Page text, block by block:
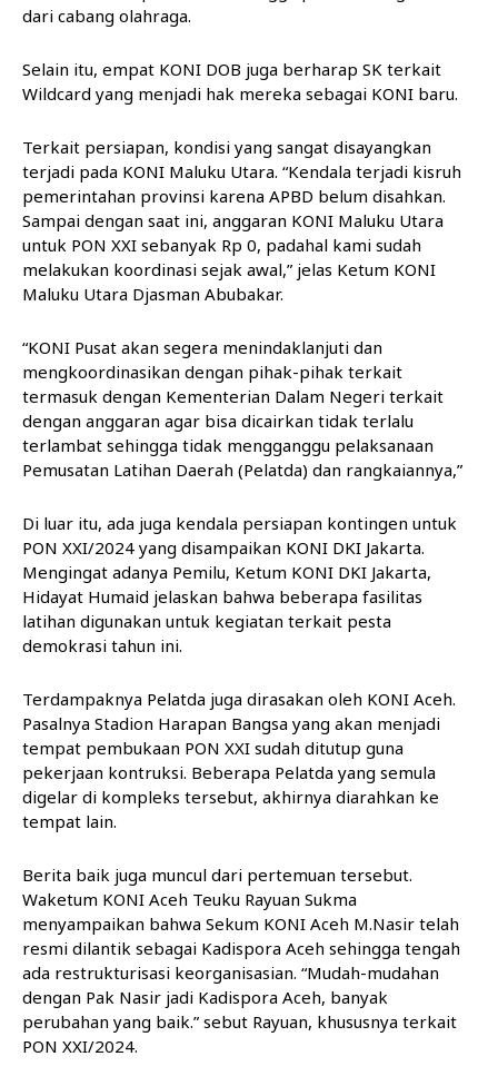
dari cabang olahraga.
Selain itu, empat KONI DOB juga berharap SK terkait
Wildcard yang menjadi hak mereka sebagai KONI baru.
Terkait persiapan, kondisi yang sangat disayangkan
terjadi pada KONI Maluku Utara. “Kendala terjadi kisruh
pemerintahan provinsi karena APBD belum disahkan.
Sampai dengan saat ini, anggaran KONI Maluku Utara
untuk PON XXI sebanyak Rp 0, padahal kami sudah
melakukan koordinasi sejak awal,” jelas Ketum KONI
Maluku Utara Djasman Abubakar.
“KONI Pusat akan segera menindaklanjuti dan
mengkoordinasikan dengan pihak-pihak terkait
termasuk dengan Kementerian Dalam Negeri terkait
dengan anggaran agar bisa dicairkan tidak terlalu
terlambat sehingga tidak mengganggu pelaksanaan
Pemusatan Latihan Daerah (Pelatda) dan rangkaiannya,”
Di luar itu, ada juga kendala persiapan kontingen untuk
PON XXI/2024 yang disampaikan KONI DKI Jakarta.
Mengingat adanya Pemilu, Ketum KONI DKI Jakarta,
Hidayat Humaid jelaskan bahwa beberapa fasilitas
latihan digunakan untuk kegiatan terkait pesta
demokrasi tahun ini.
Terdampaknya Pelatda juga dirasakan oleh KONI Aceh.
Pasalnya Stadion Harapan Bangsa yang akan menjadi
tempat pembukaan PON XXI sudah ditutup guna
pekerjaan kontruksi. Beberapa Pelatda yang semula
digelar di kompleks tersebut, akhirnya diarahkan ke
tempat lain.
Berita baik juga muncul dari pertemuan tersebut.
Waketum KONI Aceh Teuku Rayuan Sukma
menyampaikan bahwa Sekum KONI Aceh M.Nasir telah
resmi dilantik sebagai Kadispora Aceh sehingga tengah
ada restrukturisasi keorganisasian. “Mudah-mudahan
dengan Pak Nasir jadi Kadispora Aceh, banyak
perubahan yang baik.” sebut Rayuan, khususnya terkait
PON XXI/2024.